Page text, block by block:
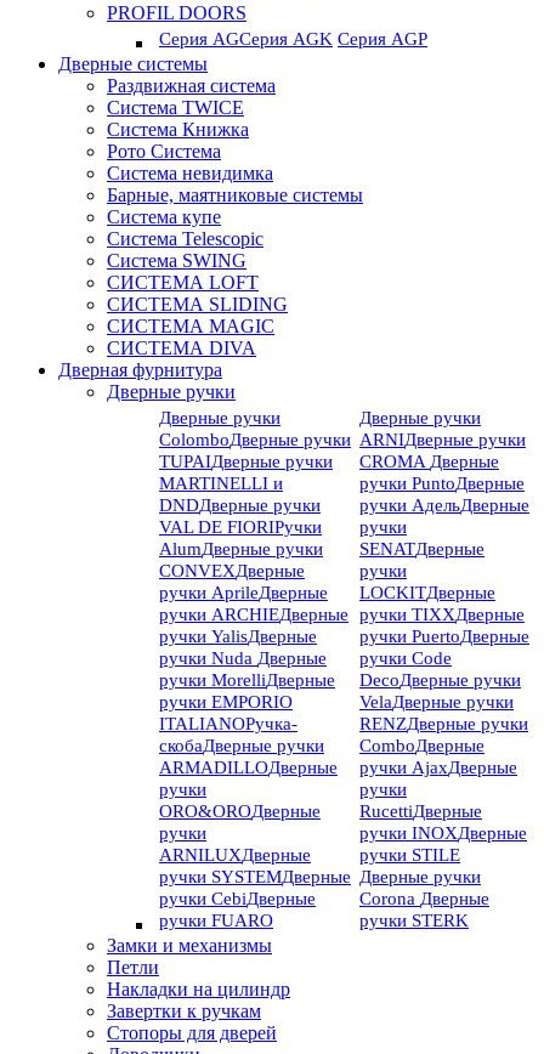
PROFIL DOORS
Серия AGСерия AGK Серия AGP
Дверные системы
Раздвижная система
Система TWICE
Система Книжка
Рото Система
Система невидимка
Барные, маятниковые системы
Система купе
Система Telescopic
Система SWING
СИСТЕМА LOFT
СИСТЕМА SLIDING
СИСТЕМА MAGIC
СИСТЕМА DIVA
Дверная фурнитура
Дверные ручки
Дверные ручки
ColomboДверные ручки
TUPAIДверные ручки
MARTINELLI и
DNDДверные ручки
VAL DE FIORIРучки
AlumДверные ручки
CONVEXДверные
ручки AprileДверные
ручки ARCHIEДверные
ручки YalisДверные
ручки Nuda Дверные
ручки MorelliДверные
ручки EMPORIO
ITALIANOРучка-
скобаДверные ручки
ARMADILLOДверные
ручки
ORO&OROДверные
ручки
ARNILUXДверные
ручки SYSTEMДверные
ручки CebiДверные
ручки FUARO
Дверные ручки
ARNIДверные ручки
CROMA Дверные
ручки PuntoДверные
ручки АдельДверные
ручки
SENATДверные
ручки
LOCKITДверные
ручки TIXXДверные
ручки PuertoДверные
ручки Code
DecoДверные ручки
VelaДверные ручки
RENZДверные ручки
ComboДверные
ручки AjaxДверные
ручки
RucettiДверные
ручки INOXДверные
ручки STILE
Дверные ручки
Corona Дверные
ручки STERK
Замки и механизмы
Петли
Накладки на цилиндр
Завертки к ручкам
Стопоры для дверей